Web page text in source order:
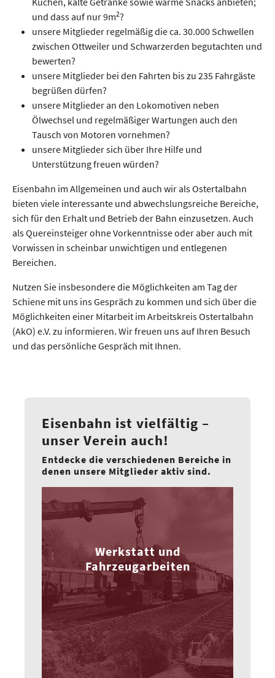
und dass auf nur 9m2?
unsere Mitglieder regelmäßig die ca. 30.000 Schwellen
zwischen Ottweiler und Schwarzerden begutachten und
bewerten?
unsere Mitglieder bei den Fahrten bis zu 235 Fahrgäste
begrüßen dürfen?
unsere Mitglieder an den Lokomotiven neben
Ölwechsel und regelmäßiger Wartungen auch den
Tausch von Motoren vornehmen?
unsere Mitglieder sich über Ihre Hilfe und
Unterstützung freuen würden?
Eisenbahn im Allgemeinen und auch wir als Ostertalbahn
bieten viele interessante und abwechslungsreiche Bereiche,
sich für den Erhalt und Betrieb der Bahn einzusetzen. Auch
als Quereinsteiger ohne Vorkenntnisse oder aber auch mit
Vorwissen in scheinbar unwichtigen und entlegenen
Bereichen.
Nutzen Sie insbesondere die Möglichkeiten am Tag der
Schiene mit uns ins Gespräch zu kommen und sich über die
Möglichkeiten einer Mitarbeit im Arbeitskreis Ostertalbahn
(AkO) e.V. zu informieren. Wir freuen uns auf Ihren Besuch
und das persönliche Gespräch mit Ihnen.
Eisenbahn ist vielfältig –
unser Verein auch!
Entdecke die verschiedenen Bereiche in
denen unsere Mitglieder aktiv sind.
Werkstatt und
Fahrzeugarbeiten